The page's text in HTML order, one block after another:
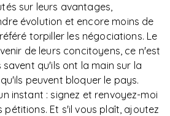
sur leurs avantages,
évolution et encore moins de
torpiller les négociations. Le
de leurs concitoyens, ce n'est
savent qu'ils ont la main sur la
peuvent bloquer le pays.
instant : signez et renvoyez-moi
pétitions. Et s'il vous plaît, ajoutez